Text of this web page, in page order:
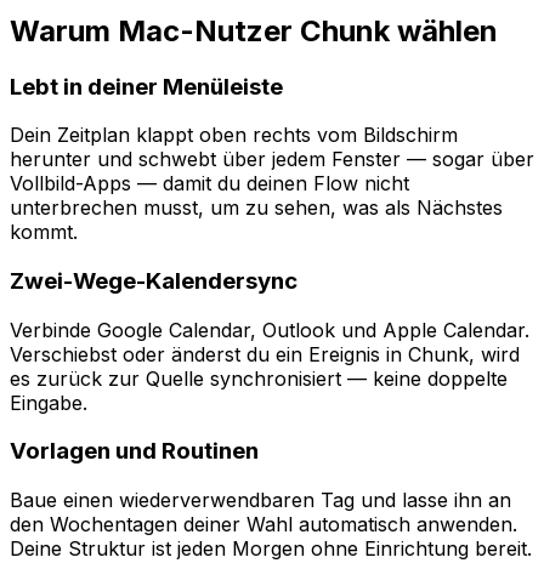
Warum Mac-Nutzer Chunk wählen
Lebt in deiner Menüleiste
Dein Zeitplan klappt oben rechts vom Bildschirm
herunter und schwebt über jedem Fenster — sogar über
Vollbild-Apps — damit du deinen Flow nicht
unterbrechen musst, um zu sehen, was als Nächstes
kommt.
Zwei-Wege-Kalendersync
Verbinde Google Calendar, Outlook und Apple Calendar.
Verschiebst oder änderst du ein Ereignis in Chunk, wird
es zurück zur Quelle synchronisiert — keine doppelte
Eingabe.
Vorlagen und Routinen
Baue einen wiederverwendbaren Tag und lasse ihn an
den Wochentagen deiner Wahl automatisch anwenden.
Deine Struktur ist jeden Morgen ohne Einrichtung bereit.